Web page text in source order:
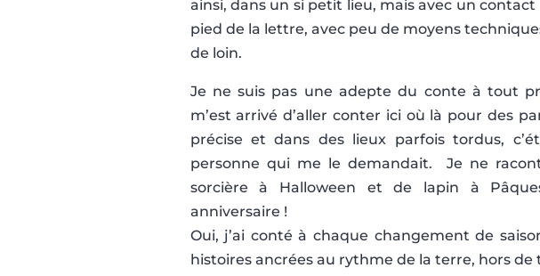
ainsi, dans un si petit lieu, mais avec un
pied de la lettre, avec peu de moyens
de loin.
Je ne suis pas une adepte du conte à tout
m’est arrivé d’aller conter ici où là pour des
précise et dans des lieux parfois tordus,
personne qui me le demandait. Je ne
sorcière à Halloween et de lapin à
anniversaire !
Oui, j’ai conté à chaque changement de
histoires ancrées au rythme de la terre, hors